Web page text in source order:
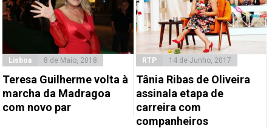
Lisboa 8 de Maio, 2018
Teresa Guilherme volta à
marcha da Madragoa
com novo par
RTP 14 de Junho, 2017
Tânia Ribas de Oliveira
assinala etapa de
carreira com
companheiros